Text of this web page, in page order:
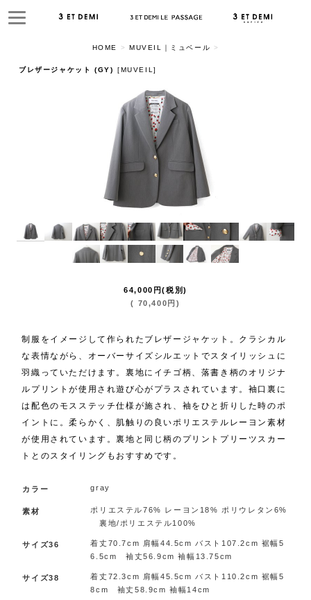
HOME > MUVEIL｜ミュベール >
ブレザージャケット (GY) [MUVEIL]
64,000 円(税別)
( 70,400 円 )
制服をイメージして作られたブレザージャケット。クラシカル
な表情ながら、オーバーサイズシルエットでスタイリッシュに
羽織っていただけます。裏地にイチゴ柄、落書き柄のオリジナ
ルプリントが使用され遊び心がプラスされています。袖口裏に
は配色のモスステッチ仕様が施され、袖をひと折りした時のポ
イントに。柔らかく、肌触りの良いポリエステルレーヨン素材
が使用されています。裏地と同じ柄のプリントプリーツスカー
トとのスタイリングもおすすめです。
カラー gray
素材
ポリエステル76% レーヨン18% ポリウレタン6%
裏地/ポリエステル100%
サイズ36
着丈70.7cm 肩幅44.5cm バスト107.2cm 裾幅5
6.5cm 袖丈56.9cm 袖幅13.75cm
サイズ38
着丈72.3cm 肩幅45.5cm バスト110.2cm 裾幅5
8cm 袖丈58.9cm 袖幅14cm